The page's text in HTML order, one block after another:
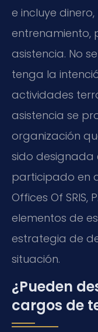
e incluye dinero,
entrenamiento,
asistencia. No
tenga la
actividades
asistencia se
organización
sido designada
participado en
Offices Of SRIS,
elementos de
estrategia de
situación.
¿Pueden
cargos de